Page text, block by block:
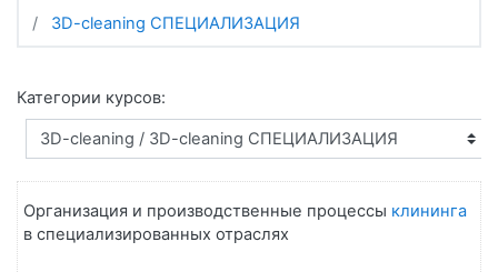
3D-cleaning СПЕЦИАЛИЗАЦИЯ
Категории курсов:
Организация и производственные процессы клининга
в специализированных отраслях